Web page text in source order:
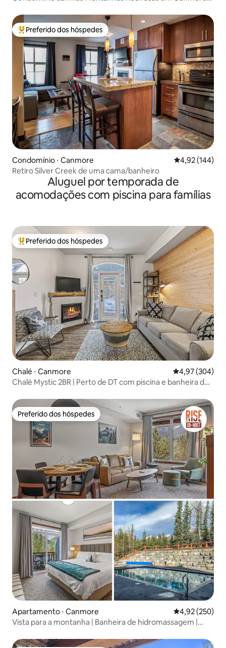
Entre os melhores preferidos dos hóspedes
Preferido dos hóspedes
Condomínio ⋅ Canmore 4,92 de uma
4,92 (144)
Retiro Silver Creek de uma cama/banheiro
Aluguel por temporada de
acomodações com piscina para famílias
Entre os melhores preferidos dos hóspedes
Preferido dos hóspedes
Chalé ⋅ Canmore 4,97 de uma
4,97 (304)
Chalé Mystic 2BR | Perto de DT com piscina e banheira de
Preferido dos hóspedes
Preferido dos hóspedes
Apartamento ⋅ Canmore 4,92 de uma
4,92 (250)
Vista para a montanha | Banheira de hidromassagem |